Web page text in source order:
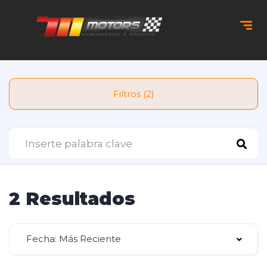
Filtros (2)
2 Resultados
Fecha: Más Reciente